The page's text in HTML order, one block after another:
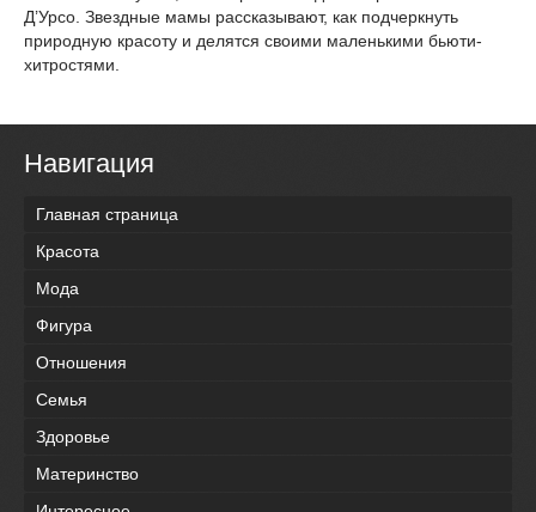
Д’Урсо. Звездные мамы рассказывают, как подчеркнуть
природную красоту и делятся своими маленькими бьюти-
хитростями.
Навигация
Главная страница
Красота
Мода
Фигура
Отношения
Семья
Здоровье
Материнство